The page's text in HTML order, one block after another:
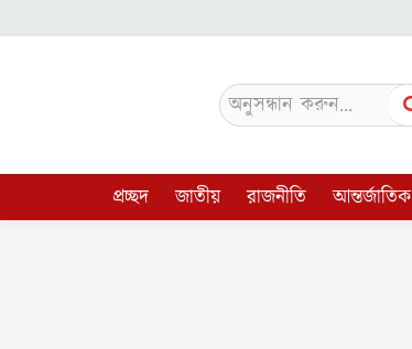
অনুসন্ধান করুন...
প্রচ্ছদ জাতীয় রাজনীতি আন্তর্জাতিক